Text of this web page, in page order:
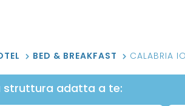
BED & BREAKFAST CALABRIA
struttura adatta a te: